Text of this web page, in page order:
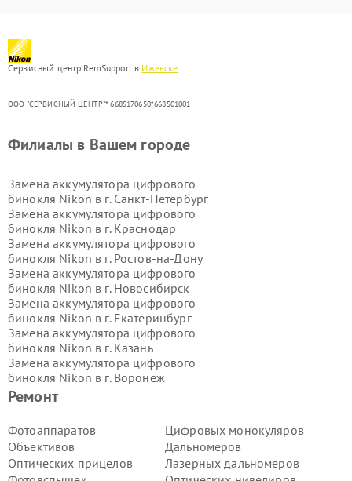
Сервисный центр RemSupport в Ижевске
ООО "СЕРВИСНЫЙ ЦЕНТР"* 6685170650*668501001
Ремонт
Фотоаппаратов
Объективов
Оптических прицелов
Цифровых монокуляров
Дальномеров
Лазерных дальномеров
Филиалы в Вашем городе
Замена аккумулятора цифрового
бинокля Nikon в г. Санкт-Петербург
Замена аккумулятора цифрового
бинокля Nikon в г. Краснодар
Замена аккумулятора цифрового
бинокля Nikon в г. Ростов-на-Дону
Замена аккумулятора цифрового
бинокля Nikon в г. Новосибирск
Замена аккумулятора цифрового
бинокля Nikon в г. Екатеринбург
Замена аккумулятора цифрового
бинокля Nikon в г. Казань
Замена аккумулятора цифрового
бинокля Nikon в г. Воронеж
Замена аккумулятора цифрового
Замена аккумулятора цифрового
бинокля Nikon в г.
Замена аккумулятора цифрового
бинокля Nikon в г.Пермь